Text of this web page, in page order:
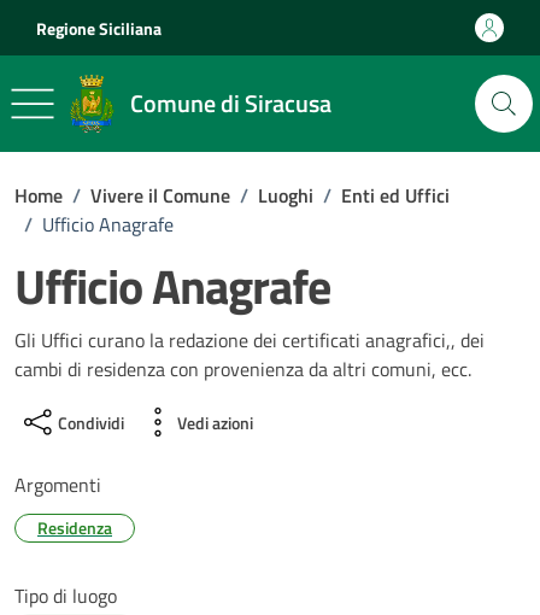
Regione Siciliana
Comune di Siracusa
Home / Vivere il Comune / Luoghi / Enti ed Uffici
/ Ufficio Anagrafe
Ufficio Anagrafe
Gli Uffici curano la redazione dei certificati anagrafici,, dei
cambi di residenza con provenienza da altri comuni, ecc.
Condividi Vedi azioni
Argomenti
Residenza
Tipo di luogo